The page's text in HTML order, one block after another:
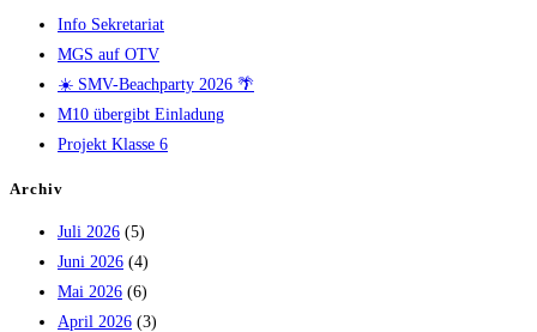
Info Sekretariat
MGS auf OTV
☀️ SMV-Beachparty 2026 🌴
M10 übergibt Einladung
Projekt Klasse 6
Archiv
Juli 2026 (5)
Juni 2026 (4)
Mai 2026 (6)
April 2026 (3)